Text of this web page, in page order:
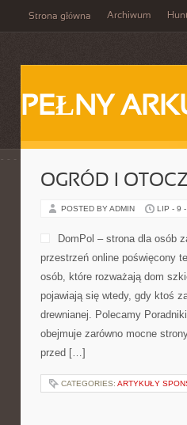
Strona główna Archiwum
PEŁNY
OGRÓD I
POSTED BY ADMIN LIP - 9
DomPol – strona dla osób
przestrzeń online poświęcony
osób, które rozważają dom
pojawiają się wtedy, gdy ktoś
drewnianej. Polecamy
obejmuje zarówno mocne
przed […]
CATEGORIES: ARTYKUŁY